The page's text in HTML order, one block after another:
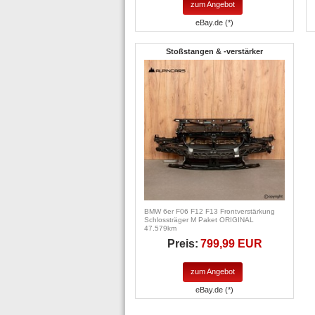
zum Angebot
eBay.de (*)
Stoßstangen & -verstärker
BMW 6er F06 F12 F13 Frontverstärkung
Schlossträger M Paket ORIGINAL
47.579km
Preis: 799,99 EUR
zum Angebot
eBay.de (*)